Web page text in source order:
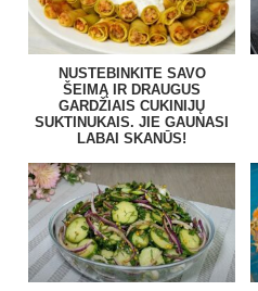
NUSTEBINKITE SAVO
ŠEIMĄ IR DRAUGUS
GARDŽIAIS CUKINIJŲ
SUKTINUKAIS. JIE GAUNASI
LABAI SKANŪS!